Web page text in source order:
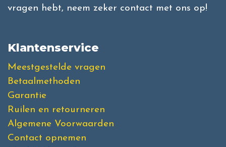
vragen hebt, neem zeker contact met ons op!
Klantenservice
Meestgestelde vragen
Betaalmethoden
Garantie
Ruilen en retourneren
Algemene Voorwaarden
Contact opnemen